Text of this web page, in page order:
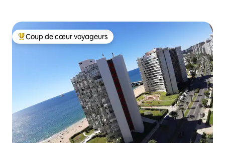
Coups de cœur voyageurs les plus appréciés
Coup de cœur voyageurs